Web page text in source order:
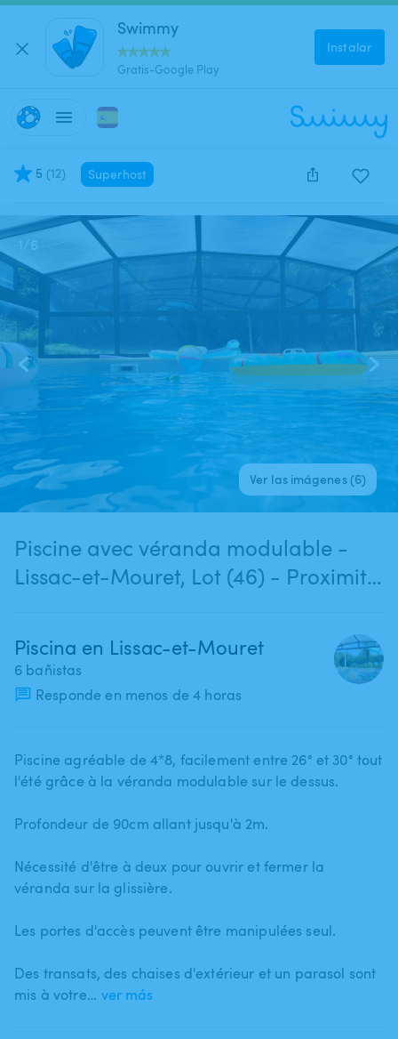
Swimmy
Gratis-Google Play
Instalar
5 (12) Superhost
Este anuncio está cerrado y no se puede reservar.
1 /6
Ver las imágenes (6)
Piscine avec véranda modulable -
Lissac-et-Mouret, Lot (46) - Proximité
Piscina en Lissac-et-Mouret
6 bañistas
Responde en menos de 4 horas
Piscine agréable de 4*8​,​ facilement entre 26° et 30° tout
l'été grâce à la véranda modulable sur le dessus.
Profondeur de 90cm allant jusqu'à 2m.
Nécessité d'être à deux pour ouvrir et fermer la
véranda sur la glissière.
Les portes d'accès peuvent être manipulées seul.
Des transats​,​ des chaises d'extérieur et un parasol sont
mis à votre… ver más